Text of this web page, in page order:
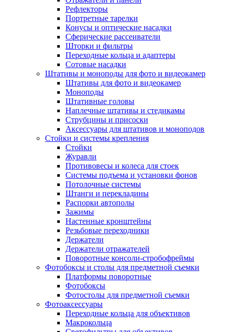
Рефлекторы
Портретные тарелки
Конусы и оптические насадки
Сферические рассеиватели
Шторки и фильтры
Переходные кольца и адаптеры
Сотовые насадки
Штативы и моноподы для фото и видеокамер
Штативы для фото и видеокамер
Моноподы
Штативные головы
Наплечные штативы и стедикамы
Струбцины и присоски
Аксессуары для штативов и моноподов
Стойки и системы крепления
Стойки
Журавли
Противовесы и колеса для стоек
Системы подъема и установки фонов
Потолочные системы
Штанги и перекладины
Распорки автополы
Зажимы
Настенные кронштейны
Резьбовые переходники
Держатели
Держатели отражателей
Поворотные консоли-стробофреймы
Фотобоксы и столы для предметной съемки
Платформы поворотные
Фотобоксы
Фотостолы для предметной съемки
Фотоаксессуары
Переходные кольца для объективов
Макрокольца